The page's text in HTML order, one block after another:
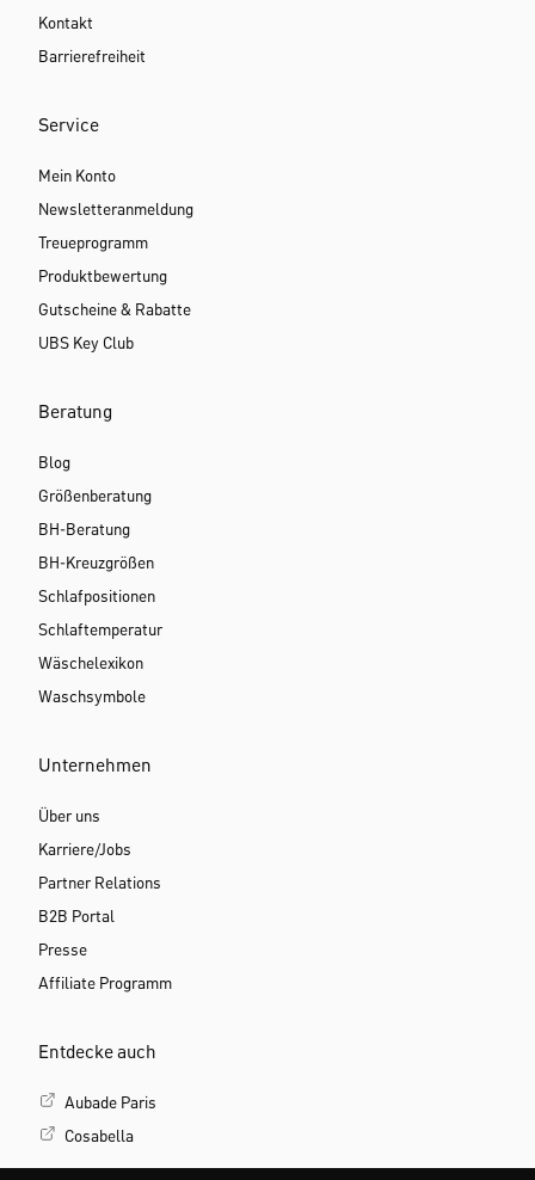
Kontakt
Barrierefreiheit
Service
Mein Konto
Newsletteranmeldung
Treueprogramm
Produktbewertung
Gutscheine & Rabatte
UBS Key Club
Beratung
Blog
Größenberatung
BH-Beratung
BH-Kreuzgrößen
Schlafpositionen
Schlaftemperatur
Wäschelexikon
Waschsymbole
Unternehmen
Über uns
Karriere/Jobs
Partner Relations
B2B Portal
Presse
Affiliate Programm
Entdecke auch
Aubade Paris
Cosabella